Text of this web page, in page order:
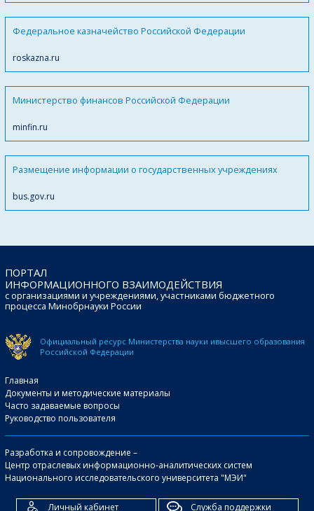
Федеральное казначейство Российской Федерации
roskazna.ru
Министерство финансов Российской Федерации
minfin.ru
Размещение информации о государственных учреждениях
bus.gov.ru
ПОРТАЛ
ИНФОРМАЦИОННОГО ВЗАИМОДЕЙСТВИЯ
с организациями и учреждениями, участниками бюджетного
процесса Минобрнауки России
Официальный ресурс Министерства науки ивысшего образования
Российской Федерации
Главная
Документы и методические материалы
Часто задаваемые вопросы
Руководство пользователя
Разработка и сопровождение –
Центр отраслевых информационно-аналитических систем
Национального исследовательского университета "МЭИ"
Личный кабинет Служба поддержки